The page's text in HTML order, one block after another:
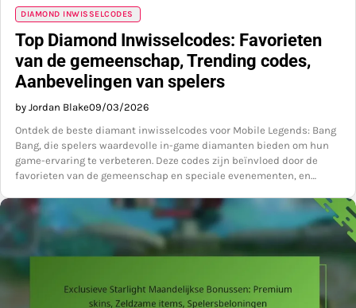
DIAMOND INWISSELCODES
Top Diamond Inwisselcodes: Favorieten
van de gemeenschap, Trending codes,
Aanbevelingen van spelers
by Jordan Blake09/03/2026
Ontdek de beste diamant inwisselcodes voor Mobile Legends: Bang
Bang, die spelers waardevolle in-game diamanten bieden om hun
game-ervaring te verbeteren. Deze codes zijn beïnvloed door de
favorieten van de gemeenschap en speciale evenementen, en…